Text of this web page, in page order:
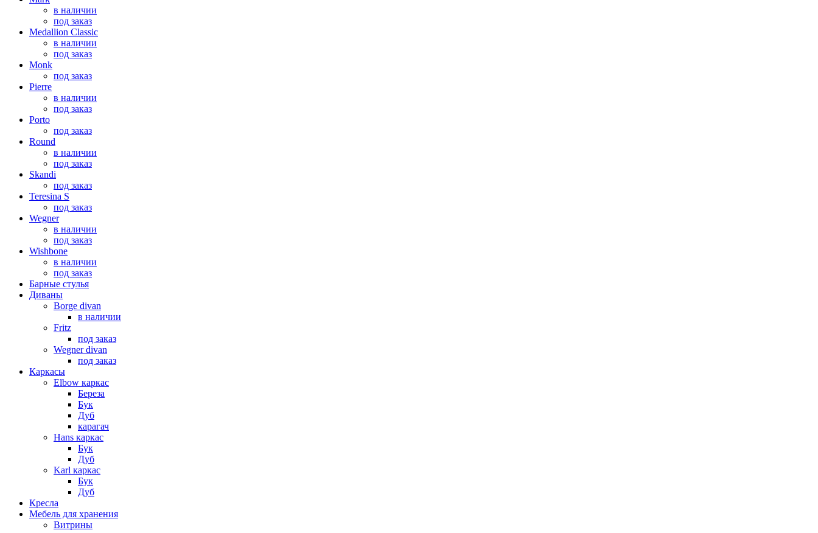
в наличии
под заказ
Medallion Classic
в наличии
под заказ
Monk
под заказ
Pierre
в наличии
под заказ
Porto
под заказ
Round
в наличии
под заказ
Skandi
под заказ
Teresina S
под заказ
Wegner
в наличии
под заказ
Wishbone
в наличии
под заказ
Барные стулья
Диваны
Borge divan
в наличии
Fritz
под заказ
Wegner divan
под заказ
Каркасы
Elbow каркас
Береза
Бук
Дуб
карагач
Hans каркас
Бук
Дуб
Karl каркас
Бук
Дуб
Кресла
Мебель для хранения
Витрины